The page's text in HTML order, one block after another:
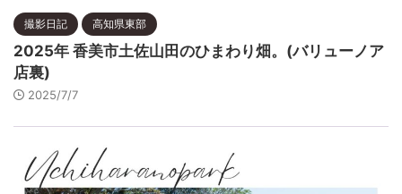
撮影日記 高知県東部
2025年 香美市土佐山田のひまわり畑。(バリューノア
店裏)
2025/7/7